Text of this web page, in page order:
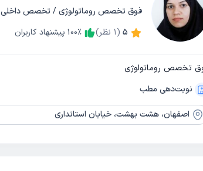
فوق تخصص روماتولوژی / تخصص داخلی
5
(
1 نظر) 100٪ پیشنهاد کاربران
تخصص روماتولوژی
نوبت‌دهی مطب
اصفهان، هشت بهشت، خیابان استانداری